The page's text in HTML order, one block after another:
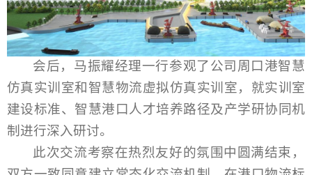
会后，马振耀经理一行参观了公司周口港智慧
仿真实训室和智慧物流虚拟仿真实训室，就实训室
建设标准、智慧港口人才培养路径及产学研协同机
制进行深入研讨。
此次交流考察在热烈友好的氛围中圆满结束，